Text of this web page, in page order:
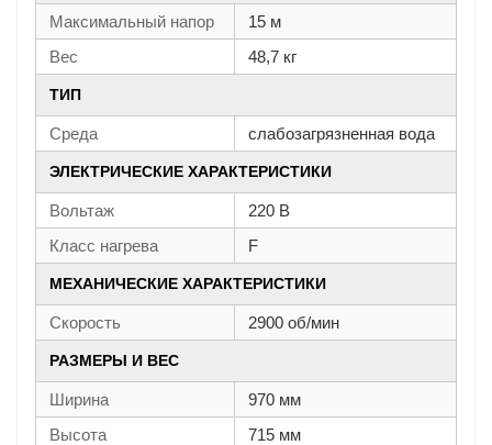
Максимальный напор
15 м
Вес
48,7 кг
ТИП
Среда слабозагрязненная вода
ЭЛЕКТРИЧЕСКИЕ ХАРАКТЕРИСТИКИ
Вольтаж
220 В
Класс нагрева
F
МЕХАНИЧЕСКИЕ ХАРАКТЕРИСТИКИ
Скорость 2900 об/мин
РАЗМЕРЫ И ВЕС
Ширина
970 мм
Высота
715 мм